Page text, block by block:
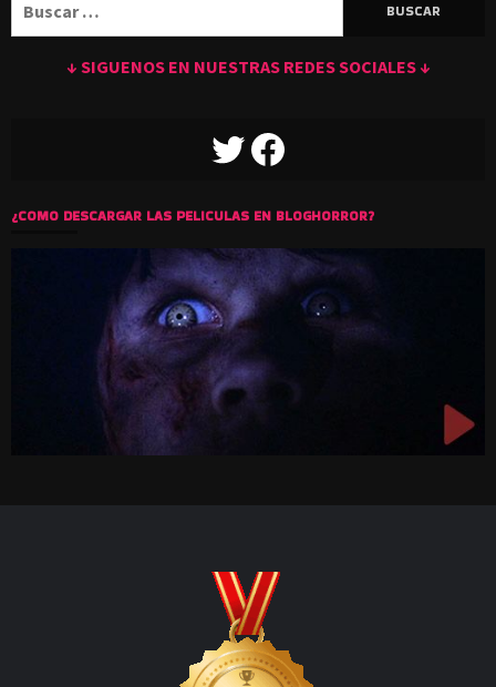
↓ SIGUENOS EN NUESTRAS REDES SOCIALES ↓
TWITTERFACEBOOK
¿COMO DESCARGAR LAS PELICULAS EN BLOGHORROR?